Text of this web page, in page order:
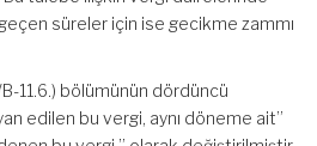
geçen süreler için ise gecikme zammı
B-11.6.) bölümünün dördüncü
edilen bu vergi, aynı döneme ait”